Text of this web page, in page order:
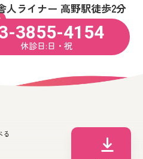
節病院
る
人ライナー 高野駅徒歩2分
3855-4154
休診日:日・祝